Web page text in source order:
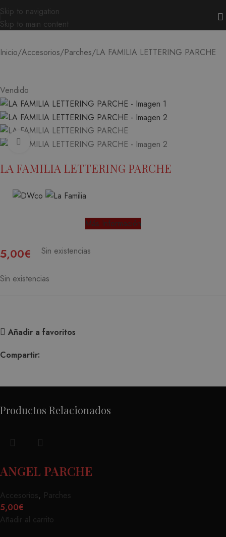
Skip to navigation
Skip to main content
Inicio Accesorios Parches LA FAMILIA LETTERING PARCHE
Vendido
Ampliar
LA FAMILIA LETTERING PARCHE
Más Información
5,00€ Sin existencias
Sin existencias
Añadir a favoritos
Compartir:
Productos Relacionados
ANGEL PARCHE
Accesorios, Parches
5,00€
Añadir al carrito